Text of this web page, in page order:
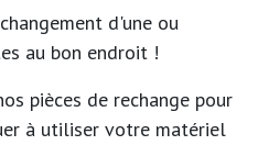
d'une ou
au bon endroit !
pièces de rechange pour
à utiliser votre matériel